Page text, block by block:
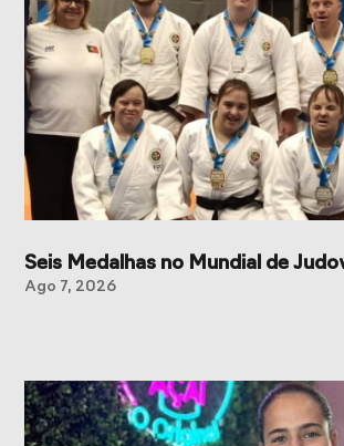
Seis Medalhas no Mundial de
Ago 7, 2026